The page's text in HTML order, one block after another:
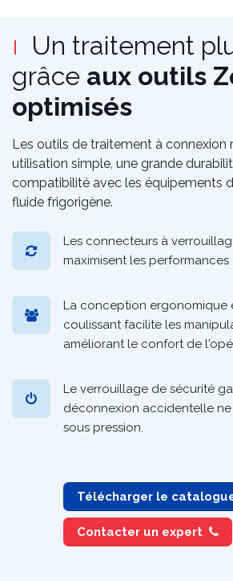
Un traitement
grâce aux outils
optimisés
Les outils de traitement à connexion
utilisation simple, une grande
compatibilité avec les équipements
fluide frigorigène.
Les connecteurs à
maximisent les performances
La conception ergonomique
coulissant facilite les
améliorant le confort de
Le verrouillage de sécurité
déconnexion accidentelle
sous pression.
Télécharger le
Contacter un expert